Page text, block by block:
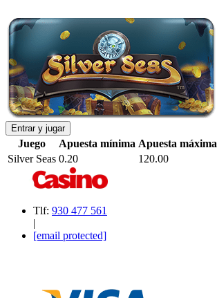
Entrar y jugar
Juego Apuesta mínima Apuesta máxima
Silver Seas 0.20 120.00
Tlf: 930 477 561
|
[email protected]